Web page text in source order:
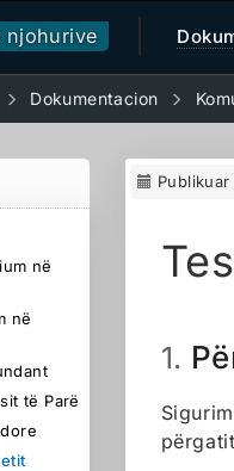
njohurive
Dokumentacion
në
në
të Parë
Publikuar
1.